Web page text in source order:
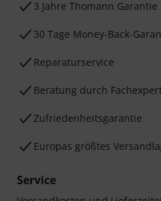
3 Jahre Thomann Garantie
30 Tage Money-Back-
Reparaturservice
Beratung durch
Zufriedenheitsgarantie
Europas größtes
Service